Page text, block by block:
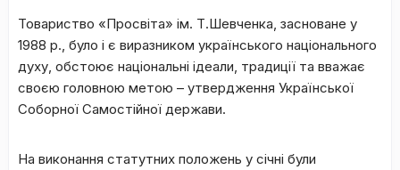
Товариство «Просвіта» ім. Т.Шевченка, засноване у
1988 р., було і є виразником українського національного
духу, обстоює національні ідеали, традиції та вважає
своєю головною метою – утвердження Української
Соборної Самостійної держави.
На виконання статутних положень у січні були